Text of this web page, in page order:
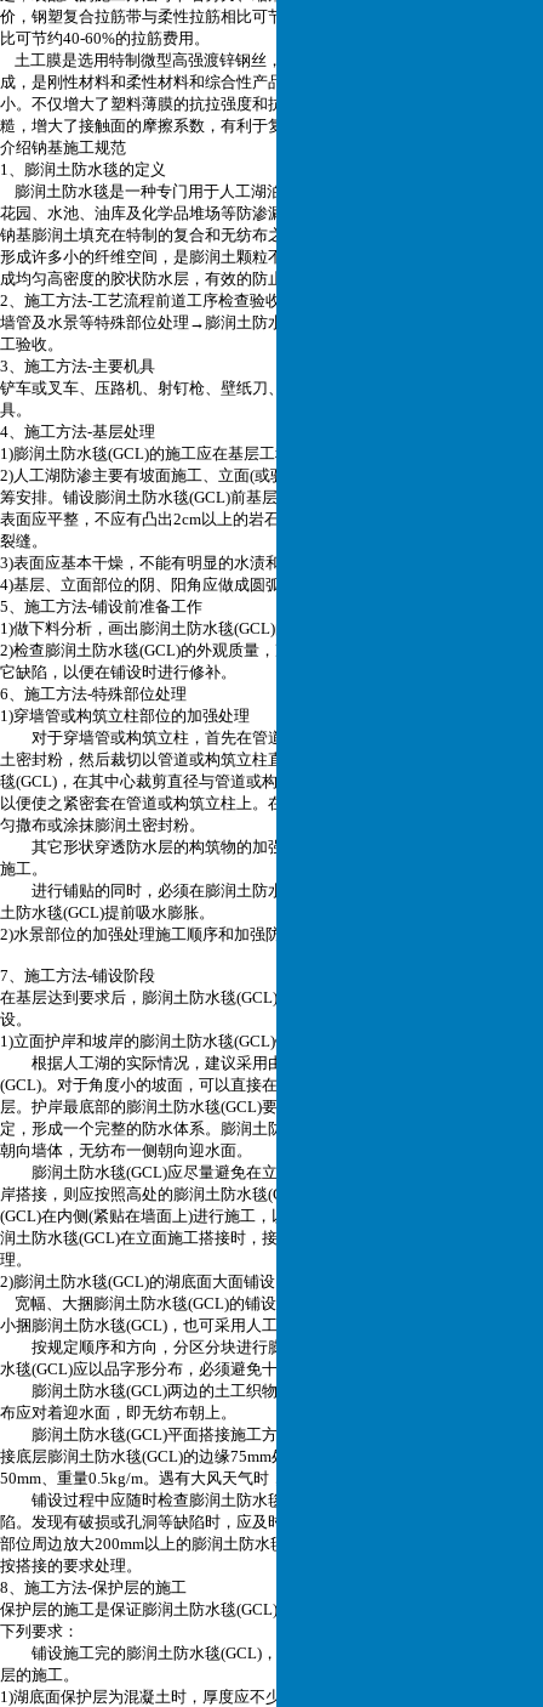
价，钢塑复合拉筋带与柔性拉筋相比可节约10-15%的拉筋费用，与刚性拉筋相
比可节约40-60%的拉筋费用。
土工膜是选用特制微型高强渡锌钢丝，外裹抗老化耐酸碱聚乙烯树脂复合而
成，是刚性材料和柔性材料和综合性产品，其主要受力元
小。不仅增大了塑料薄膜的抗拉强度和抗穿刺能力，而且由于无纺布表面粗
糙，增大了接触面的摩擦系数，有利于复
介绍钠基施工规范
1、膨润土防水毯的定义
膨润土防水毯是一种专门用于人工湖泊水景、垃圾填埋场、地下车库、楼顶
花园、水池、油库及化学品堆场等防渗漏的土工合成材料，它是由高膨胀性的
钠基膨润土填充在特制的复合和无纺布之间，用针刺法制成的膨润土防渗垫可
形成许多小的纤维空间，是膨润土颗粒不能像一个方向流动，遇水时在垫内形
成均匀高密度的胶状防水层，有效的防止水的渗漏。
2、施工方法-工艺流程前道工序检查验收合格→测量尺寸、预定下料次序→穿
墙管及水景等特殊部位处理→膨润土防水毯(GCL)坡面(立面)和湖底的铺设→交
工验收。
3、施工方法-主要机具
铲车或叉车、压路机、射钉枪、壁纸刀、卷尺、直尺、锤子、抹刀、钳子等工
具。
4、施工方法-基层处理
1)膨润土防水毯(GCL)的施工应在基层工程验收合格后进行。
2)人工湖防渗主要有坡面施工、立面(或驳岸)施工和底面施工，一般需要连续统
筹安排。铺设膨润土防水毯(GCL)前基层必须夯实整平，夯实度达85%以上。
表面应平整，不应有凸出2cm以上的岩石和其它物体，也不能有明显的空洞、
裂缝。
3)表面应基本干燥，不能有明显的水渍和坑洼。
4)基层、立面部位的阴、阳角应做成圆弧形或钝角。
5、施工方法-铺设前准备工作
1)做下料分析，画出膨润土防水毯(GCL)的铺设顺序和裁剪图。
2)检查膨润土防水毯(GCL)的外观质量，准确记录已发现的机械损伤、孔洞或其
它缺陷，以便在铺设时进行修补。
6、施工方法-特殊部位处理
1)穿墙管或构筑立柱部位的加强处理
对于穿墙管或构筑立柱，首先在管道或构筑立柱周围均匀撒布或涂抹膨润
土密封粉，然后裁切以管道或构筑立柱直径加500㎜为边长的方形膨润土防水
毯(GCL)，在其中心裁剪直径与管道或构筑立柱外径等同的孔洞，修理边缘，
以便使之紧密套在管道或构筑立柱上。在管道或构筑立柱周围与毯的接合处均
匀撒布或涂抹膨润土密封粉。
其它形状穿透防水层的构筑物的加强防水处理应按构筑物形状裁剪，以便
施工。
进行铺贴的同时，必须在膨润土防水毯(GCL)上层作临时保护。防止膨润
土防水毯(GCL)提前吸水膨胀。
2)水景部位的加强处理施工顺序和加强防水处理。
7、施工方法-铺设阶段
在基层达到要求后，膨润土防水毯(GCL)应按照先立面，后底面的顺序进行铺
设。
1)立面护岸和坡岸的膨润土防水毯(GCL)铺设施工
根据人工湖的实际情况，建议采用由上往下的顺序铺贴膨润土防水毯
(GCL)。对于角度小的坡面，可以直接在坡岸上开卷铺设。并尽快作好保护
层。护岸最底部的膨润土防水毯(GCL)要和底面的膨润土防水毯(GCL)搭接、固
定，形成一个完整的防水体系。膨润土防水毯(GCL)铺设时，应使编织布一侧
朝向墙体，无纺布一侧朝向迎水面。
膨润土防水毯(GCL)应尽量避免在立面和坡岸搭接。如果必须在立面和坡
岸搭接，则应按照高处的膨润土防水毯(GCL)在外侧、低处的膨润土防水毯
(GCL)在内侧(紧贴在墙面上)进行施工，以防止回填土时有异物进入搭接缝。膨
润土防水毯(GCL)在立面施工搭接时，接缝处应用膨润土密封膏进行密封处
理。
2)膨润土防水毯(GCL)的湖底面大面铺设
宽幅、大捆膨润土防水毯(GCL)的铺设宜采用机械施工;条件不具备及窄幅、
小捆膨润土防水毯(GCL)，也可采用人工铺设。
按规定顺序和方向，分区分块进行膨润土防水毯(GCL)的铺设。膨润土防
水毯(GCL)应以品字形分布，必须避免十字形叠口出现。
膨润土防水毯(GCL)两边的土工织物分别为无纺布和编织布，铺设时无纺
布应对着迎水面，即无纺布朝上。
膨润土防水毯(GCL)平面搭接施工方法：搭接宽度不应小于200mm，在搭
接底层膨润土防水毯(GCL)的边缘75mm处撒上膨润土密封粉，其宽度为
50mm、重量0.5kg/m。遇有大风天气时，应使用膨润土密封膏进行密封处理。
铺设过程中应随时检查膨润土防水毯(GCL)的外观有无破损、孔洞等缺
陷。发现有破损或孔洞等缺陷时，应及时用膨润土密封粉(膏)修补，并用破损
部位周边放大200mm以上的膨润土防水毯(GCL)进行局部覆盖修补。边缘部位
按搭接的要求处理。
8、施工方法-保护层的施工
保护层的施工是保证膨润土防水毯(GCL)防水效果非常关键的环节，必须符合
下列要求：
铺设施工完的膨润土防水毯(GCL)，必须于当日(保证不被水淋湿)完成保护
层的施工。
1)湖底面保护层为混凝土时，厚度应不少于200mm;